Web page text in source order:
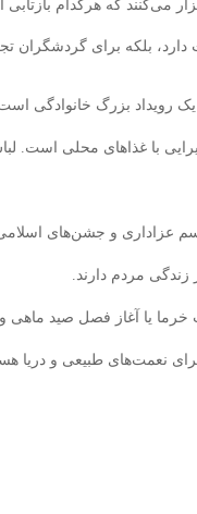
می‌کنند که هرکدام
دارد، بلکه برای
رویداد بزرگ خانوادگی
با غذاهای محلی است.
عزاداری و جشن‌های اسلامی
مردم دارند.
یا آغاز فصل صید ماهی
نعمت‌های طبیعی و دریا